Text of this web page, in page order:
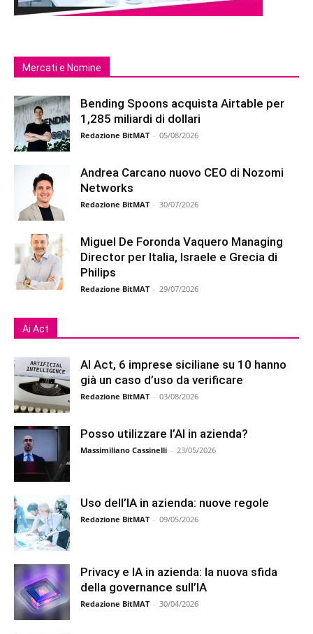
Mercati e Nomine
Bending Spoons acquista Airtable per
1,285 miliardi di dollari
Redazione BitMAT - 05/08/2026
Andrea Carcano nuovo CEO di Nozomi
Networks
Redazione BitMAT - 30/07/2026
Miguel De Foronda Vaquero Managing
Director per Italia, Israele e Grecia di
Philips
Redazione BitMAT - 29/07/2026
Ai Act
AI Act, 6 imprese siciliane su 10 hanno
già un caso d’uso da verificare
Redazione BitMAT - 03/08/2026
Posso utilizzare l’AI in azienda?
Massimiliano Cassinelli - 23/05/2026
Uso dell’IA in azienda: nuove regole
Redazione BitMAT - 09/05/2026
Privacy e IA in azienda: la nuova sfida
della governance sull’IA
Redazione BitMAT - 30/04/2026